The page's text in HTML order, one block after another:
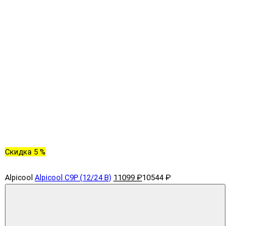
Скидка 5 %
Alpicool Alpicool C9P (12/24 В) 11099 ₽10544 ₽